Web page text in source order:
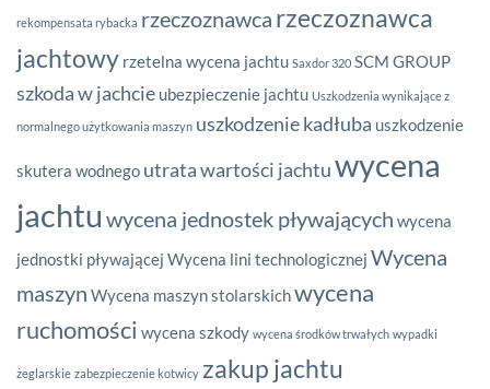
rekompensata rybacka rzeczoznawca rzeczoznawca
jachtowy rzetelna wycena jachtu Saxdor 320 SCM GROUP
szkoda w jachcie ubezpieczenie jachtu Uszkodzenia wynikające z
normalnego użytkowania maszyn uszkodzenie kadłuba uszkodzenie
skutera wodnego utrata wartości jachtuwycena
jachtu wycena jednostek pływających wycena
jednostki pływającej Wycena lini technologicznej Wycena
maszyn Wycena maszyn stolarskichwycena
ruchomości wycena szkody wycena środków trwałych wypadki
żeglarskie zabezpieczenie kotwicy zakup jachtu